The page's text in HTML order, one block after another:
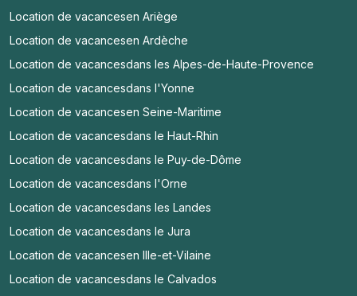
Location de vacancesen Ariège
Location de vacancesen Ardèche
Location de vacancesdans les Alpes-de-Haute-Provence
Location de vacancesdans l'Yonne
Location de vacancesen Seine-Maritime
Location de vacancesdans le Haut-Rhin
Location de vacancesdans le Puy-de-Dôme
Location de vacancesdans l'Orne
Location de vacancesdans les Landes
Location de vacancesdans le Jura
Location de vacancesen Ille-et-Vilaine
Location de vacancesdans le Calvados